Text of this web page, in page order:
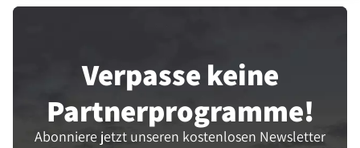
Verpasse keine
Partner­programme!
Abonniere jetzt unseren kostenlosen Newsletter